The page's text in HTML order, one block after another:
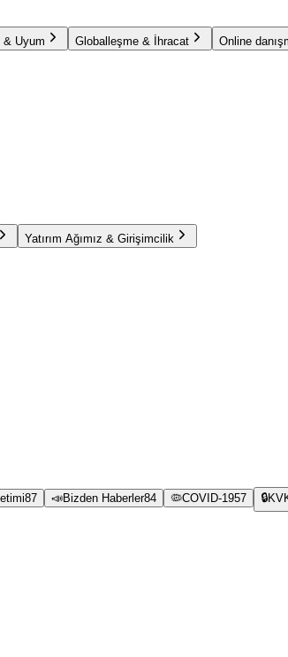
& Uyum Globalleşme & İhracat Online
Yatırım Ağımız & Girişimcilik
87 📣Bizden Haberler84 🦠COVID-1957 🔒